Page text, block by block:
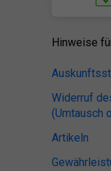
Hinweise
Widerruf
(Umtausch
Artikeln